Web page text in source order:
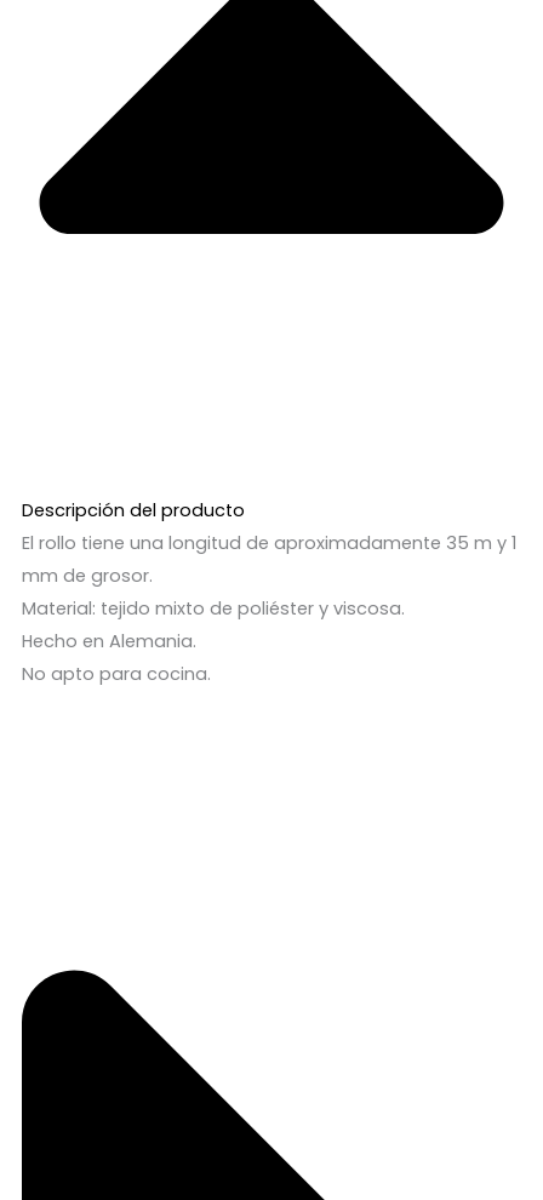
Descripción del producto
El rollo tiene una longitud de aproximadamente 35 m y 1
mm de grosor.
Material: tejido mixto de poliéster y viscosa.
Hecho en Alemania.
No apto para cocina.